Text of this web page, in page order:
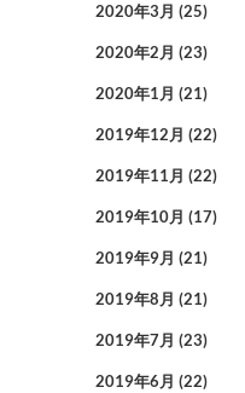
2020年3月 (25)
2020年2月 (23)
2020年1月 (21)
2019年12月 (22)
2019年11月 (22)
2019年10月 (17)
2019年9月 (21)
2019年8月 (21)
2019年7月 (23)
2019年6月 (22)